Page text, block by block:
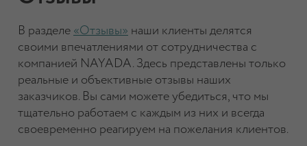
В разделе «Отзывы» наши клиенты делятся
своими впечатлениями от сотрудничества с
компанией NAYADA. Здесь представлены только
реальные и объективные отзывы наших
заказчиков. Вы сами можете убедиться, что мы
тщательно работаем с каждым из них и всегда
своевременно реагируем на пожелания клиентов.